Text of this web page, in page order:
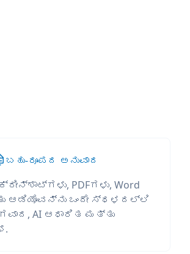
ಬಹು-ರೂಪದ ಅನುವಾದ
PDFಗಳು, Word
ಆಡಿಯೊವನ್ನು ಒಂದೇ ಸ್ಥಳದಲ್ಲಿ
AI ಆಧಾರಿತ ಮತ್ತು